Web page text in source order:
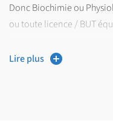
Donc Biochimie ou
ou toute licence / BUT
Conseils : Bien expliciter
motivation et choisir le
Lire plus